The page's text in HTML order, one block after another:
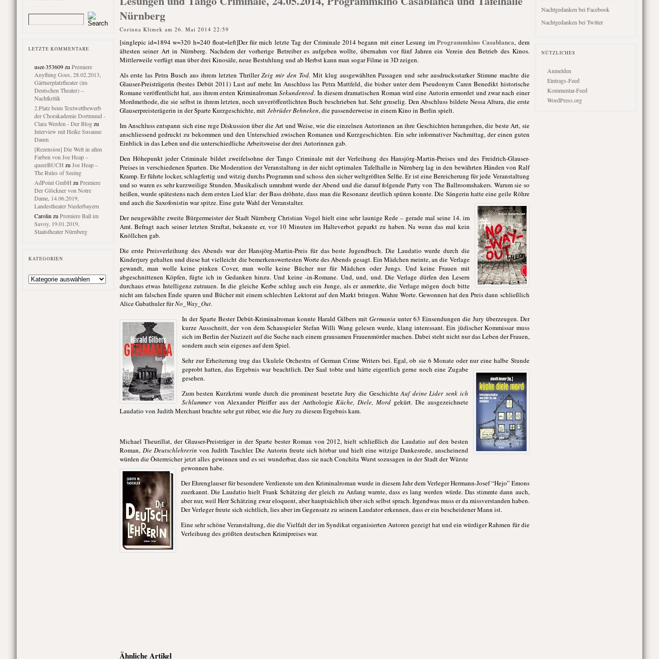
LETZTE KOMMENTARE
user-353609zu Premiere
Anything Goes, 28.02.2013,
Gärtnerplatztheater (im
Deutschen Theater) –
Nachtkritik
2.Platz beim Textwettbewerb
der Chorakademie Dortmund -
Clara Werden - Der Blogzu
Interview mit Heike Susanne
Daum
[Rezension] Die Welt in allen
Farben von Joe Heap –
queerBUCH zu Joe Heap –
The Rules of Seeing
AdPoint GmbH zu Premiere
Der Glöckner von Notre
Dame, 14.06.2019,
Landestheater Niederbayern
Carolin zu Premiere Ball im
Savoy, 19.01.2019,
Staatstheater Nürnberg
KATEGORIEN
Kategorien
Nürnberg
Corinna Klimek am 26. Mai 2014 22:59
[singlepic id=1894 w=320 h=240 float=left]Der für mich letzte Tag der Criminale 2014 begann mit einer Lesung im Programmkino Casablanca, dem
ältesten seiner Art in Nürnberg. Nachdem der vorherige Betreiber es aufgeben wollte, übernahm vor fünf Jahren ein Verein den Betrieb des Kinos.
Mittlerweile verfügt man über drei Kinosäle, neue Bestuhlung und ab Herbst kann man sogar Filme in 3D zeigen.
Als erste las Petra Busch aus ihrem letzten ThrillerZeig mir den Tod. Mit klug ausgewählten Passagen und sehr ausdrucksstarker Stimme machte die
Glauser-Preisträgerin (bestes Debüt 2011) Lust auf mehr. Im Anschluss las Petra Mattfeld, die bisher unter dem Pseudonym Caren Benedikt historische
Romane veröffentlicht hat, aus ihrem ersten KriminalromanSekundentod. In diesem dramatischen Roman wird eine Autorin ermordet und zwar nach einer
Mordmethode, die sie selbst in ihrem letzten, noch unveröffentlichten Buch beschrieben hat. Sehr gruselig. Den Abschluss bildete Nessa Altura, die erste
Glauserpreisterägerin in der Sparte Kurzgeschichte, mit Jebrüder Behneken, die passenderweise in einem Kino in Berlin spielt.
Im Anschluss entspann sich eine rege Diskussion über die Art und Weise, wie die einzelnen Autorinnen an ihre Geschichten herangehen, die beste Art, sie
anschliessend gedruckt zu bekommen und den Unterschied zwischen Romanen und Kurzgeschichten. Ein sehr informativer Nachmittag, der einen guten
Einblick in das Leben und die unterschiedliche Arbeitsweise der drei Autorinnen gab.
Den Höhepunkt jeder Criminale bildet zweifelsohne der Tango Criminale mit der Verleihung des Hansjörg-Martin-Preises und des Freidrich-Glauser-
Preises in verschiedenen Sparten. Die Moderation der Veranstaltung in der nicht optimalen Tafelhalle in Nürnberg lag in den bewährten Händen von Ralf
Kramp. Er führte locker, schlagfertig und witzig durchs Programm und schoss den sicher weltgrößten Selfie. Er ist eine Bereicherung für jede Veranstaltung
und so waren es sehr kurzweilige Stunden. Musikalisch umrahmt wurde der Abend und die darauf folgende Party von The Ballroomshakers. Warum sie so
heißen, wurde spätestens nach dem ersten Lied klar: der Bass dröhnte, dass man die Resonanz deutlich spüren konnte. Die Sängerin hatte eine geile Röhre
und auch die Saxofonistin war spitze. Eine gute Wahl der Veranstalter.
Der neugewählte zweite Bürgermeister der Stadt Nürnberg Christian Vogel hielt eine sehr launige Rede – gerade mal seine 14. im
Amt. Befragt nach seiner letzten Straftat, bekannte er, vor 10 Minuten im Halteverbot geparkt zu haben. Na wenn das mal kein
Knöllchen gab.
Die erste Preisverleihung des Abends war der Hansjörg-Martin-Preis für das beste Jugendbuch. Die Laudatio wurde durch die
Kinderjury gehalten und diese hat vielleicht die bemerkenswertesten Worte des Abends gesagt. Ein Mädchen meinte, an die Verlage
gewandt, man wolle keine pinken Cover, man wolle keine Bücher nur für Mädchen oder Jungs. Und keine Frauen mit
abgeschnittenen Köpfen, fügte ich in Gedanken hinzu. Und keine -in-Romane. Und, und, und. Die Verlage dürfen den Lesern
durchaus etwas Intelligenz zutrauen. In die gleiche Kerbe schlug auch ein Junge, als er anmerkte, die Verlage mögen doch bitte
nicht am falschen Ende sparen und Bücher mit einem schlechten Lektorat auf den Markt bringen. Wahre Worte. Gewonnen hat den Preis dann schließlich
Alice Gabathuler fürNo_Way_Out.
In der Sparte Bester Debüt-Kriminalroman konnte Harald Gilbers mit Germania unter 63 Einsendungen die Jury überzeugen. Der
kurze Ausschnitt, der von dem Schauspieler Stefan Willi Wang gelesen wurde, klang interessant. Ein jüdischer Kommissar muss
sich im Berlin der Nazizeit auf die Suche nach einem grausamen Frauenmörder machen. Dabei steht nicht nur das Leben der Frauen,
sondern auch sein eigenes auf dem Spiel.
Sehr zur Erheiterung trug das Ukulele Orchestra of German Crime Writers bei. Egal, ob sie 6 Monate oder nur eine halbe Stunde
geprobt hatten, das Ergebnis war beachtlich. Der Saal tobte und hätte eigentlich gerne noch eine Zugabe
gesehen.
Zum besten Kurzkrimi wurde durch die prominent besetzte Jury die GeschichteAuf deine Lider senk ich
Schlummervon Alexander Pfeiffer aus der AnthologieKüche, Diele, Mord gekürt. Die ausgezeichnete
Laudatio von Judith Merchant brachte sehr gut rüber, wie die Jury zu diesem Ergebnis kam.
Michael Theurillat, der Glauser-Preisträger in der Sparte bester Roman von 2012, hielt schließlich die Laudatio auf den besten
Roman, Die Deutschlehrerin von Judith Taschler. Die Autorin freute sich hörbar und hielt eine witzige Dankesrede, anscheinend
würden die Österreicher jetzt alles gewinnen und es sei wunderbar, dass sie nach Conchita Wurst sozusagen in der Stadt der Würste
gewonnen habe.
Der Ehrenglauser für besondere Verdienste um den Kriminalroman wurde in diesem Jahr dem Verleger Hermann-Josef “Hejo” Emons
zuerkannt. Die Laudatio hielt Frank Schätzing der gleich zu Anfang warnte, dass es lang werden würde. Das stimmte dann auch,
aber nur, weil Herr Schätzing zwar eloquent, aber hauptsächlich über sich selbst sprach. Irgendwas muss er da missverstanden haben.
Der Verleger freute sich sichtlich, lies aber im Gegensatz zu seinem Laudator erkennen, dass er ein bescheidener Mann ist.
Eine sehr schöne Veranstaltung, die die Vielfalt der im Syndikat organisierten Autoren gezeigt hat und ein würdiger Rahmen für die
Verleihung des größten deutschen Krimipreises war.
Ähnliche Artikel
Nachtgedanken bei Facebook
Nachtgedanken bei Twitter
NÜTZLICHES
Anmelden
Eintrags-Feed
Kommentar-Feed
WordPress.org